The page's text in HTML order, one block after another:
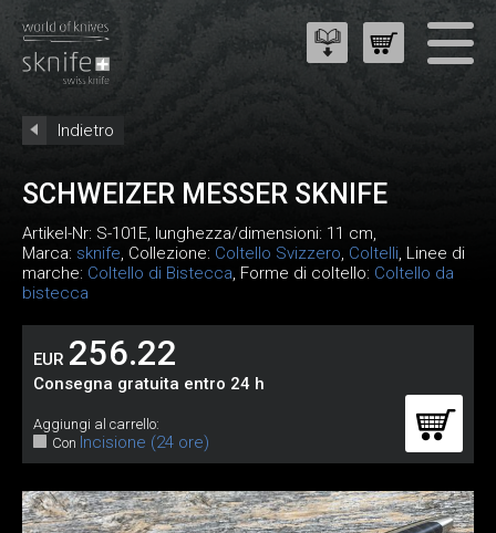
Indietro
SCHWEIZER MESSER SKNIFE
Artikel-Nr: S-101E, lunghezza/dimensioni: 11 cm,
Marca: sknife, Collezione: Coltello Svizzero, Coltelli, Linee di
marche: Coltello di Bistecca, Forme di coltello: Coltello da
bistecca
EUR 256.22
Consegna gratuita entro 24 h
Aggiungi al carrello:
Con Incisione (24 ore)